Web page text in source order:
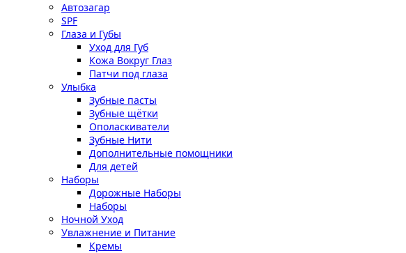
Автозагар
SPF
Глаза и Губы
Уход для Губ
Кожа Вокруг Глаз
Патчи под глаза
Улыбка
Зубные пасты
Зубные щётки
Ополаскиватели
Зубные Нити
Дополнительные помощники
Для детей
Наборы
Дорожные Наборы
Наборы
Ночной Уход
Увлажнение и Питание
Кремы